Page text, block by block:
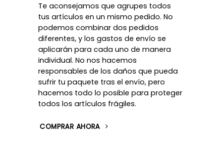
Te aconsejamos que agrupes todos
tus artículos en un mismo pedido. No
podemos combinar dos pedidos
diferentes, y los gastos de envío se
aplicarán para cada uno de manera
individual. No nos hacemos
responsables de los daños que pueda
sufrir tu paquete tras el envío, pero
hacemos todo lo posible para proteger
todos los artículos frágiles.
COMPRAR AHORA